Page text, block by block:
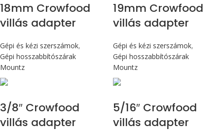
18mm Crowfood
villás adapter
Gépi és kézi szerszámok,
Gépi hosszabbítószárak
Mountz
19mm Crowfood
villás adapter
Gépi és kézi szerszámok,
Gépi hosszabbítószárak
Mountz
3/8″ Crowfood
villás adapter
5/16″ Crowfood
villás adapter